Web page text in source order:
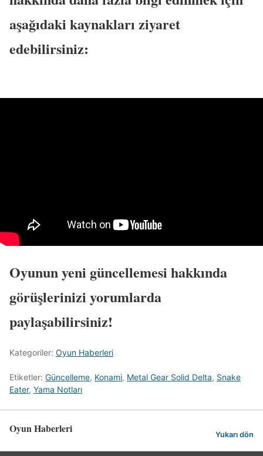
aşağıdaki kaynakları ziyaret
edebilirsiniz:
Oyunun yeni güncellemesi hakkında
görüşlerinizi yorumlarda
paylaşabilirsiniz!
Kategoriler: Oyun Haberleri
Etiketler: Güncelleme, Konami, Metal Gear Solid Delta, Snake
Eater, Yama Notları
Oyun Haberleri Yukarı dön